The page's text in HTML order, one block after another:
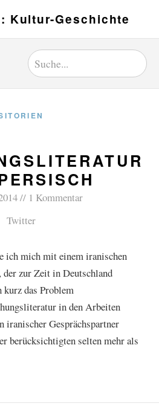
Kultur-Geschichte
1 Kommentar
Twitter
ich mich mit einem iranischen
zur Zeit in Deutschland
das Problem
in den Arbeiten
iranischer Gesprächspartner
berücksichtigten selten mehr als